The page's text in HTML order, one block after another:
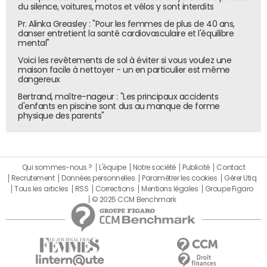
davantage "développeur friendly", les développeurs
pouvant être rebutés par la complexité de
l'orchestrateur même s'il existe déjà des offres de
"Kubernetes as a Service". "Pour cette population,
appréhender Kubernetes constitue une marche à gravir",
poursuit Bastien Legras. "Avec Knative, les développeurs
management automatisé et peuvent se concentrer ainsi
sur le code."
réaliser un certain nombre de tâches courantes. A son
lancement, Knative ne proposait que l'exécution des
containers sur un cluster (Build), et le déploiement
d'applications et fonctions serverless avec des fonctions
d'autoscaling et des modèles de calcul piloté à la
demande (Serving). La plateforme s'est ensuite enrichie
d'un composant "Eventing" qui permet d'associer un
du silence, voitures, motos et vélos y sont interdits
Pr. Alinka Greasley : "Pour les femmes de plus de 40 ans,
danser entretient la santé cardiovasculaire et l'équilibre
mental"
Voici les revêtements de sol à éviter si vous voulez une
maison facile à nettoyer - un en particulier est même
dangereux
Bertrand, maître-nageur : "Les principaux accidents
d'enfants en piscine sont dus au manque de forme
physique des parents"
Qui sommes-nous ? L'équipe Notre société Publicité
Contact
Recrutement
Données personnelles Paramétrer les cookies
Gérer Utiq
Tous les articles
RSS Corrections Mentions légales
Groupe Figaro
© 2025 CCM Benchmark